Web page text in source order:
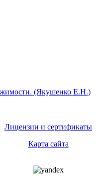
Лицензии и сертификаты
Карта сайта